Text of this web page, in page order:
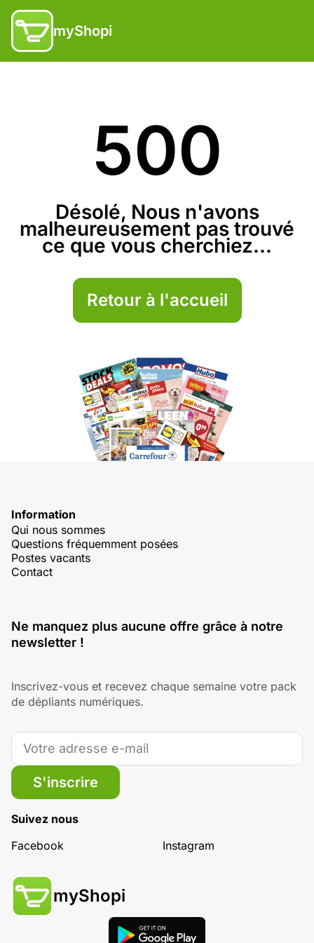
myShopi
500
Désolé, Nous n'avons
malheureusement pas trouvé
ce que vous cherchiez...
Retour à l'accueil
Information
Qui nous sommes
Questions fréquemment posées
Postes vacants
Contact
Ne manquez plus aucune offre grâce à notre
newsletter !
Inscrivez-vous et recevez chaque semaine votre pack
de dépliants numériques.
S'inscrire
Suivez nous
Facebook
Instagram
myShopi